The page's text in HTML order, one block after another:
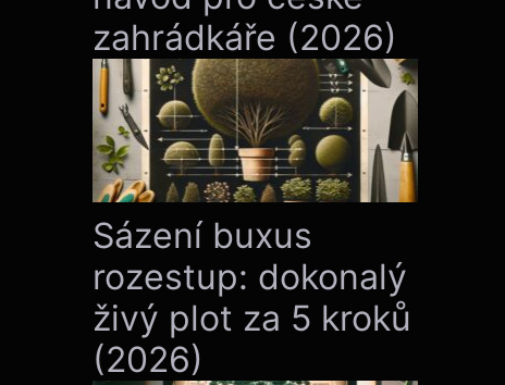
zahrádkáře (2026)
Sázení buxus
rozestup: dokonalý
živý plot za 5 kroků
(2026)